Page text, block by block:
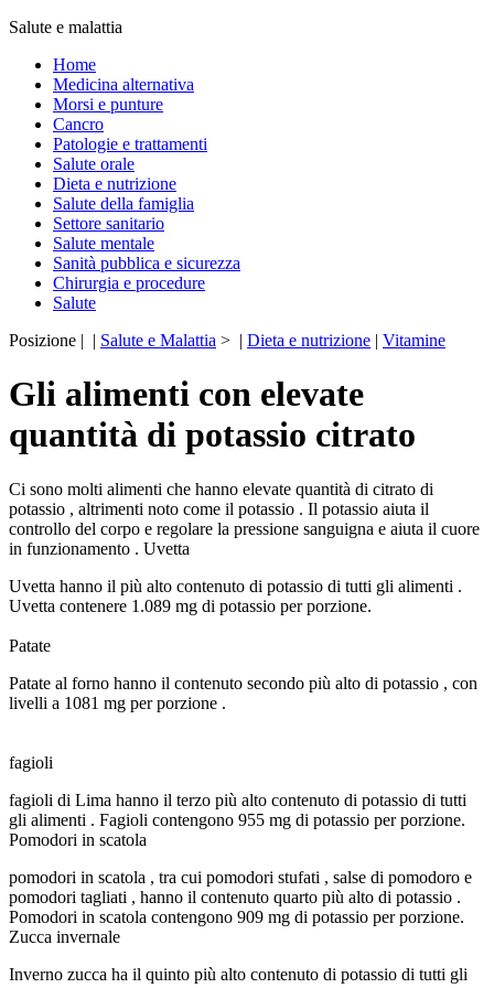
Salute e malattia
Home
Medicina alternativa
Morsi e punture
Cancro
Patologie e trattamenti
Salute orale
Dieta e nutrizione
Salute della famiglia
Settore sanitario
Salute mentale
Sanità pubblica e sicurezza
Chirurgia e procedure
Salute
Posizione | | Salute e Malattia > | Dieta e nutrizione | Vitamine
Gli alimenti con elevate
quantità di potassio citrato
Ci sono molti alimenti che hanno elevate quantità di citrato di
potassio , altrimenti noto come il potassio . Il potassio aiuta il
controllo del corpo e regolare la pressione sanguigna e aiuta il cuore
in funzionamento . Uvetta
Uvetta hanno il più alto contenuto di potassio di tutti gli alimenti .
Uvetta contenere 1.089 mg di potassio per porzione.
Patate
Patate al forno hanno il contenuto secondo più alto di potassio , con
livelli a 1081 mg per porzione .
fagioli
fagioli di Lima hanno il terzo più alto contenuto di potassio di tutti
gli alimenti . Fagioli contengono 955 mg di potassio per porzione.
Pomodori in scatola
pomodori in scatola , tra cui pomodori stufati , salse di pomodoro e
pomodori tagliati , hanno il contenuto quarto più alto di potassio .
Pomodori in scatola contengono 909 mg di potassio per porzione.
Zucca invernale
Inverno zucca ha il quinto più alto contenuto di potassio di tutti gli